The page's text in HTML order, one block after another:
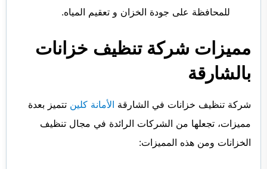
للمحافظة على جودة الخزان و تعقيم المياه.
مميزات شركة تنظيف خزانات
بالشارقة
شركة تنظيف خزانات في الشارقة الأمانة كلين تتميز بعدة
مميزات، تجعلها من الشركات الرائدة في مجال تنظيف
الخزانات ومن هذه المميزات: